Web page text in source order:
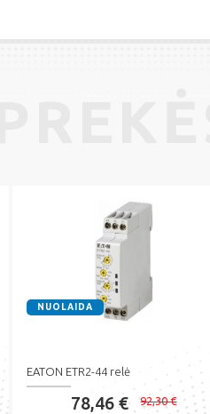
NUOLAIDA
EATON ETR2-44 relė
78,46 € 92,30 €